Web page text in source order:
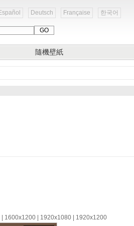
Deutsch Française 한국어
隨機壁紙
1600x1200 | 1920x1080 | 1920x1200